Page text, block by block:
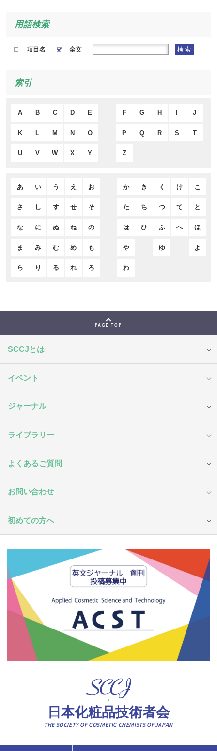
用語検索
項目名 全文 検索
索引
A B C D E F G H J
K L M N O P Q R S T
U V W X Y Z
あ い う え お か き く け こ
さ し す せ そ た ち つ て と
な に ぬ ね の は ひ ふ へ ほ
ま み む め も や ゆ よ
ら り る れ ろ わ
PAGE TOP
SCCJとは
イベント
ジャーナル
ライブラリー
よくあるご質問
お問い合わせ
初めての方へ
日本化粧品技術者会
THE SOCIETY OF COSMETIC CHEMISTS OF JAPAN